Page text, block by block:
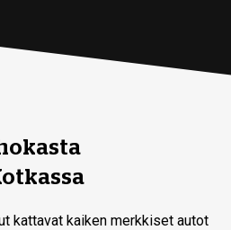
kattavat kaiken merkkiset autot